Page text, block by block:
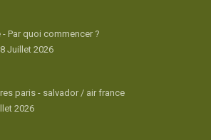
Par quoi commencer ?
Juillet 2026
paris - salvador / air france
2026